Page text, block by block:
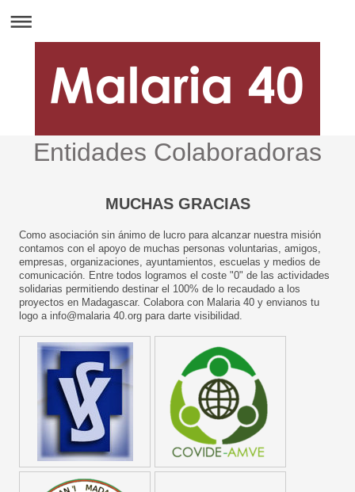
Entidades Colaboradoras
MUCHAS GRACIAS
Como asociación sin ánimo de lucro para alcanzar nuestra misión
contamos con el apoyo de muchas personas voluntarias, amigos,
empresas, organizaciones, ayuntamientos, escuelas y medios de
comunicación. Entre todos logramos el coste "0" de las actividades
solidarias permitiendo destinar el 100% de lo recaudado a los
proyectos en Madagascar. Colabora con Malaria 40 y envianos tu
logo a info@malaria 40.org para darte visibilidad.